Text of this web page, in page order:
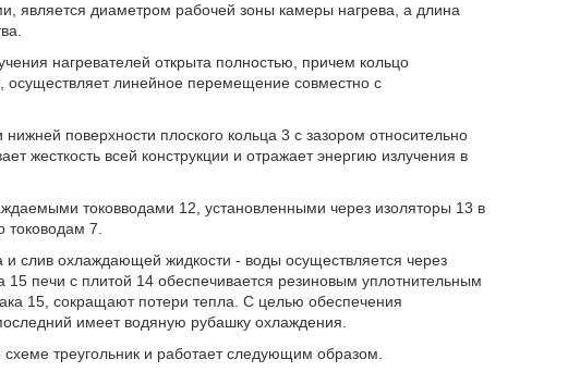
является диаметром рабочей зоны камеры нагрева, а длина
нагревателей открыта полностью, причем кольцо
осуществляет линейное перемещение совместно с
поверхности плоского кольца 3 с зазором относительно
жесткость всей конструкции и отражает энергию излучения в
токовводами 12, установленными через изоляторы 13 в
тоководам 7.
слив охлаждающей жидкости - воды осуществляется через
печи с плитой 14 обеспечивается резиновым уплотнительным
15, сокращают потери тепла. С целью обеспечения
имеет водяную рубашку охлаждения.
треугольник и работает следующим образом.